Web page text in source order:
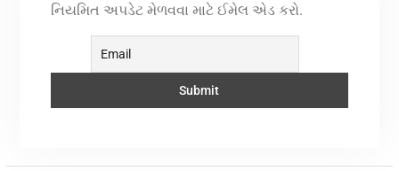
નિયમિત અપડેટ મેળવવા માટે ઈમેલ એડ કરો.